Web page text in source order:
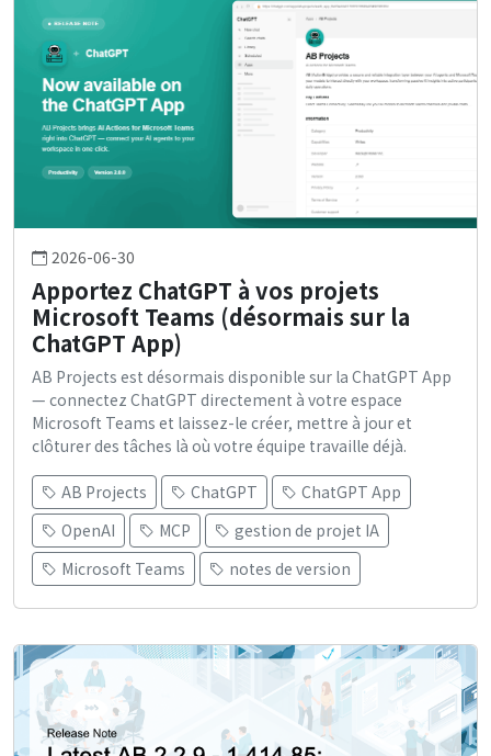
2026-06-30
Apportez ChatGPT à vos projets
Microsoft Teams (désormais sur la
ChatGPT App)
AB Projects est désormais disponible sur la ChatGPT App
— connectez ChatGPT directement à votre espace
Microsoft Teams et laissez-le créer, mettre à jour et
clôturer des tâches là où votre équipe travaille déjà.
AB Projects ChatGPT
ChatGPT App
OpenAI
MCP
gestion de projet IA
Microsoft Teams
notes de version